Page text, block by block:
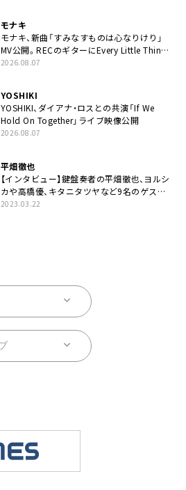
モナキ
モナキ、新曲「すみなすものは心なりけり」
MV公開。RECのギターにEvery Little Thing・
伊藤一朗参加も
2026.08.07
YOSHIKI
YOSHIKI、ダイアナ・ロスとの共演「If We
Hold On Together」ライブ映像公開
2026.08.07
平畑徹也
【インタビュー】鍵盤奏者の平畑徹也、ヨルシ
カや高橋優、キタニタツヤなど9名のゲスト
を迎えた初アルバムに音楽人生の総括「自分
2023.03.22